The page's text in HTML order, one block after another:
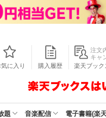
気に入り 購入履歴
注文
キャ
楽天ブック
題 音楽配信 電子書籍(楽